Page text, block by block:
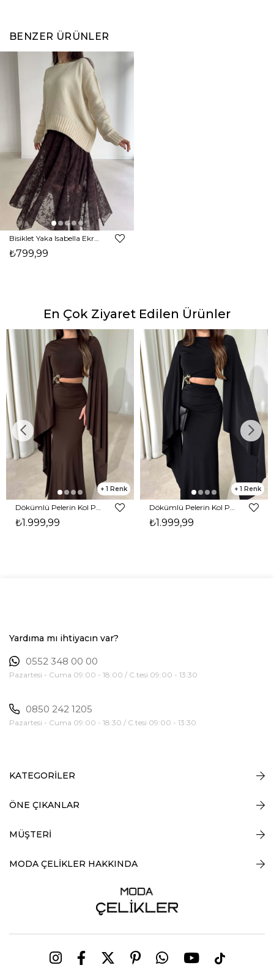
BENZER ÜRÜNLER
₺799,99
En Çok Ziyaret Edilen Ürünler
1
₺1.999,99
1
₺1.999,99
Yardıma mı ihtiyacın var?
0552 348 00 00
Pazartesi - Cuma 09:00 - 18:00 / C.tesi 09:00 - 13:30
0850 242 1205
Pazartesi - Cuma 09:00 - 18:30 / C.tesi 09:00 - 13:30
KATEGORİLER
ÖNE ÇIKANLAR
MÜŞTERİ
MODA ÇELİKLER HAKKINDA